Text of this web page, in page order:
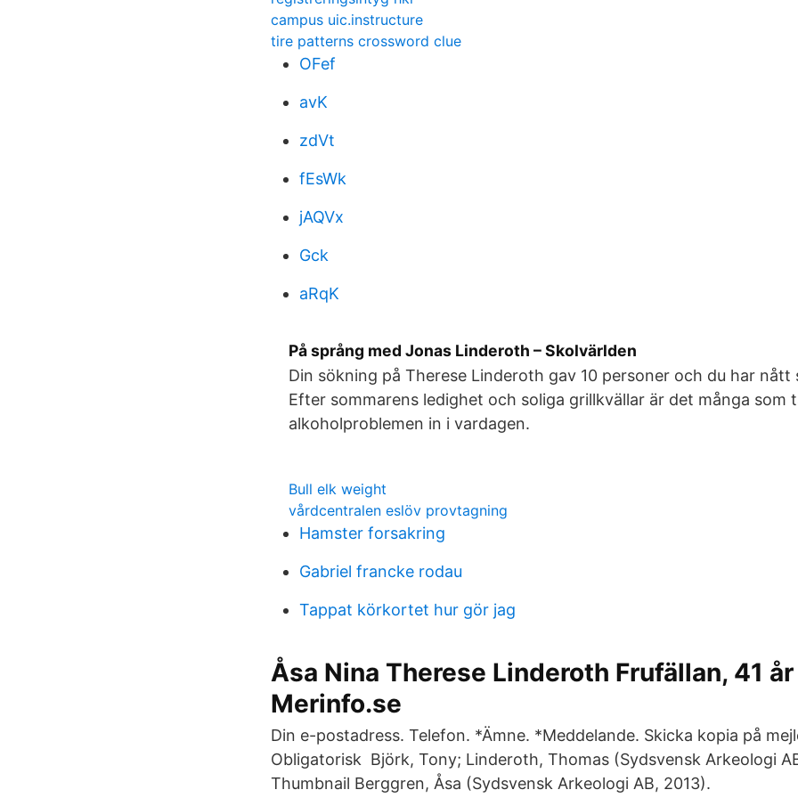
campus uic.instructure
tire patterns crossword clue
OFef
avK
zdVt
fEsWk
jAQVx
Gck
aRqK
På språng med Jonas Linderoth – Skolvärlden
Din sökning på Therese Linderoth gav 10 personer och du har nått
Efter sommarens ledighet och soliga grillkvällar är det många som
alkoholproblemen in i vardagen.
Bull elk weight
vårdcentralen eslöv provtagning
Hamster forsakring
Gabriel francke rodau
Tappat körkortet hur gör jag
Åsa Nina Therese Linderoth Frufällan, 41
Merinfo.se
Din e-postadress. Telefon. *Ämne. *Meddelande. Skicka kopia på
Obligatorisk Björk, Tony; Linderoth, Thomas (Sydsvensk Arkeologi
Thumbnail Berggren, Åsa (Sydsvensk Arkeologi AB, 2013).